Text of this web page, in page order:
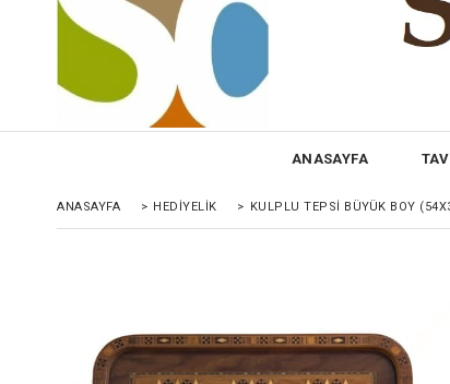
ANASAYFA
ANASAYFA > HEDIYELIK > KULPLU TEPSİ BÜYÜK BOY